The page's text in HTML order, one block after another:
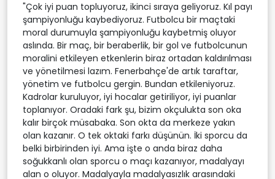
"Çok iyi puan topluyoruz, ikinci sıraya geliyoruz. Kıl payı
şampiyonluğu kaybediyoruz. Futbolcu bir maçtaki
moral durumuyla şampiyonluğu kaybetmiş oluyor
aslında. Bir maç, bir beraberlik, bir gol ve futbolcunun
moralini etkileyen etkenlerin biraz ortadan kaldırılması
ve yönetilmesi lazım. Fenerbahçe'de artık taraftar,
yönetim ve futbolcu gergin. Bundan etkileniyoruz.
Kadrolar kuruluyor, iyi hocalar getiriliyor, iyi puanlar
toplanıyor. Oradaki fark şu, bizim okçulukta son oka
kalır birçok müsabaka. Son okta da merkeze yakın
olan kazanır. O tek oktaki farkı düşünün. İki sporcu da
belki birbirinden iyi. Ama işte o anda biraz daha
soğukkanlı olan sporcu o maçı kazanıyor, madalyayı
alan o oluyor. Madalyayla madalyasızlık arasındaki